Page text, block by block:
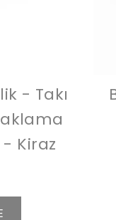
- Takı
Kiraz